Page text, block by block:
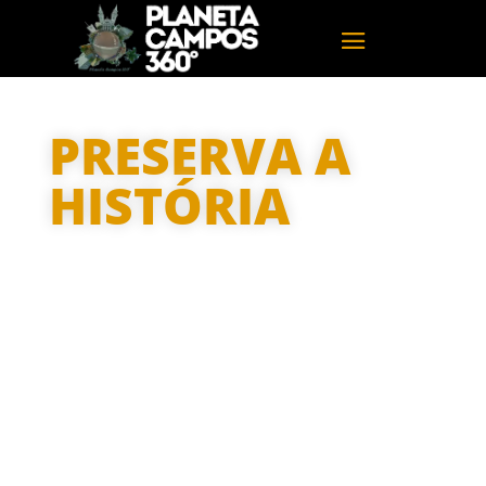
PRESERVA A
HISTÓRIA